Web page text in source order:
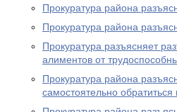
Прокуратура района
Прокуратура района
Прокуратура разъясняет
алиментов от
Прокуратура района
самостоятельно